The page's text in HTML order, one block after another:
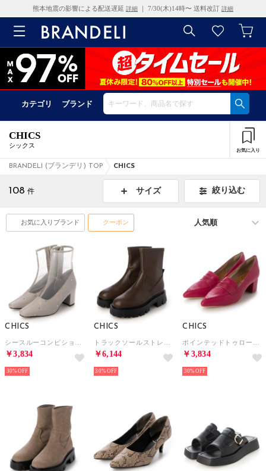
熊本地震の影響による配送遅延 詳細 ｜ 7/30(木)14時〜 送料改訂 詳細
カテゴリ ブランド
CHICS
シックス
お気に入り
BRANDELI (ブランデリ) TOP CHICS
108 件 サイズ 絞り込む
お気に入りブランド クーポン
CHICS
￥3,834
30%
CHICS
￥6,144
30%
CHICS
￥3,834
30%